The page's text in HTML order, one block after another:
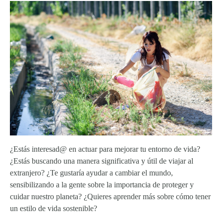
¿Estás interesad@ en actuar para mejorar tu entorno de vida?
¿Estás buscando una manera significativa y útil de viajar al
extranjero? ¿Te gustaría ayudar a cambiar el mundo,
sensibilizando a la gente sobre la importancia de proteger y
cuidar nuestro planeta? ¿Quieres aprender más sobre cómo tener
un estilo de vida sostenible?